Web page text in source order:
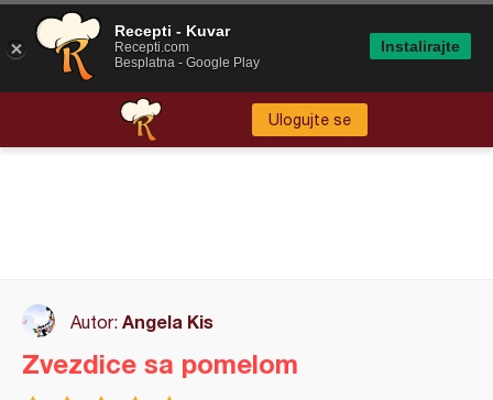
Ulogujte se
Autor: Angela Kis
Zvezdice sa pomelom
Recepti - Kuvar
Recepti.com
Besplatna - Google Play
Instalirajte